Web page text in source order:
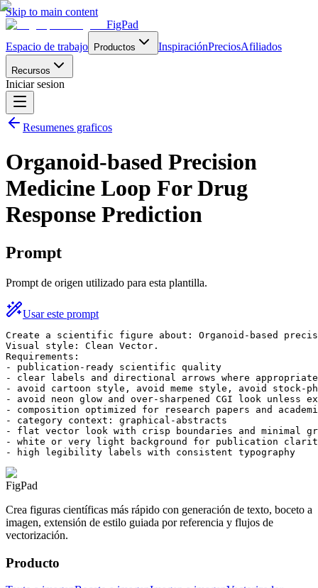
Skip to main content
FigPad
Espacio de trabajo
Productos InspiraciónPreciosAfiliados
Recursos
Iniciar sesion
Resumenes graficos
Organoid-based Precision
Medicine Loop For Drug
Response Prediction
Prompt
Prompt de origen utilizado para esta plantilla.
Usar este prompt
Create a scientific figure about: Organoid-based
Visual style: Clean Vector.
Requirements:
- publication-ready scientific quality
- clear labels and directional arrows where appropriate
- avoid cartoon style, avoid meme style, avoid stock-
- avoid neon glow and over-sharpened CGI look unless
- composition optimized for research papers and
- category context: graphical-abstracts
- flat vector look with crisp boundaries and minimal
- white or very light background for publication
- high legibility labels with consistent typography
FigPad
Crea figuras científicas más rápido con generación de texto, boceto a
imagen, extensión de estilo guiada por referencia y flujos de
vectorización.
Producto